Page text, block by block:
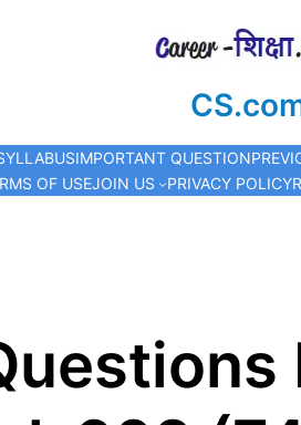
IMPORTANT QUESTION
OF USEJOIN US PRIVACY POLICY